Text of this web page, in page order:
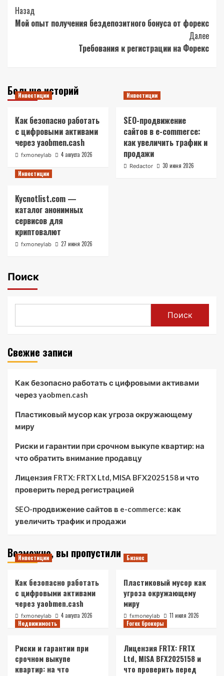
Post
Navigation
Назад
Мой опыт получения бездепозитного бонуса от форекс
Далее
Требования к регистрации на Форекс
Больше историй
Инвестиции
Как безопасно работать
с цифровыми активами
через yaobmen.cash
fxmoneylab 4 августа 2026
Инвестиции
SEO-продвижение
сайтов в e-commerce:
как увеличить трафик и
продажи
Redactor
30 июня 2026
Инвестиции
Kycnotlist.com —
каталог анонимных
сервисов для
криптовалют
fxmoneylab 27 июня 2026
Поиск
Поиск
Свежие записи
Как безопасно работать с цифровыми активами
через yaobmen.cash
Пластиковый мусор как угроза окружающему
миру
Риски и гарантии при срочном выкупе квартир: на
что обратить внимание продавцу
Лицензия FRTX: FRTX Ltd, MISA BFX2025158 и что
проверить перед регистрацией
SEO-продвижение сайтов в e-commerce: как
увеличить трафик и продажи
Возможно, вы пропустили
Инвестиции
Как безопасно работать
с цифровыми активами
через yaobmen.cash
fxmoneylab 4 августа 2026
Бизнес
Пластиковый мусор как
угроза окружающему
миру
fxmoneylab
11 июля 2026
Недвижимость
Риски и гарантии при
срочном выкупе
квартир: на что
Forex брокеры
Лицензия FRTX: FRTX
Ltd, MISA BFX2025158 и
что проверить перед